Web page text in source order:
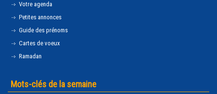
Votre agenda
Petites annonces
Guide des prénoms
Cartes de voeux
Ramadan
Mots-clés de la semaine